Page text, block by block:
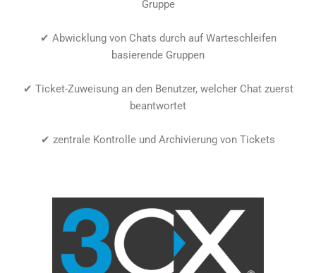
Gruppe
✔ Abwicklung von Chats durch auf Warteschleifen
basierende Gruppen
✔ Ticket-Zuweisung an den Benutzer, welcher Chat zuerst
beantwortet
✔ zentrale Kontrolle und Archivierung von Tickets